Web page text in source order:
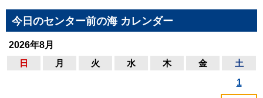
今日のセンター前の海 カレンダー
2026年8月
日
月 火 水 木 金 土
1